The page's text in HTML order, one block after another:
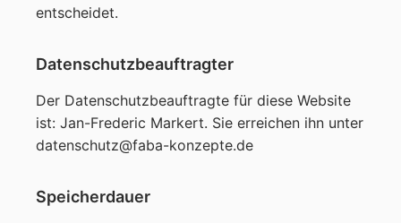
entscheidet.
Datenschutzbeauftragter
Der Datenschutzbeauftragte für diese Website
ist: Jan-Frederic Markert. Sie erreichen ihn unter
datenschutz@faba-konzepte.de
Speicherdauer